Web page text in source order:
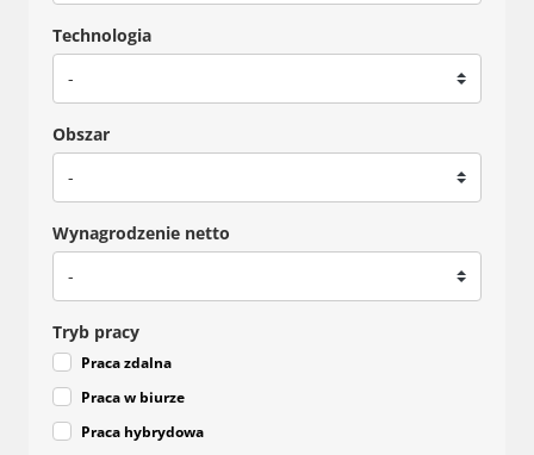
Technologia
Obszar
Wynagrodzenie netto
Tryb pracy
Praca zdalna
Praca w biurze
Praca hybrydowa